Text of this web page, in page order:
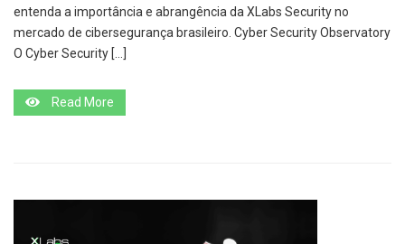
entenda a importância e abrangência da XLabs Security no
mercado de cibersegurança brasileiro. Cyber Security Observatory
O Cyber Security […]
Read More